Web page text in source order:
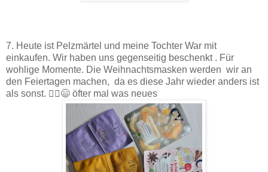
7. Heute ist Pelzmärtel und meine Tochter War mit
einkaufen. Wir haben uns gegenseitig beschenkt . Für
wohlige Momente. Die Weihnachtsmasken werden wir an
den Feiertagen machen, da es diese Jahr wieder anders ist
als sonst. 🤷‍♀️😄 öfter mal was neues